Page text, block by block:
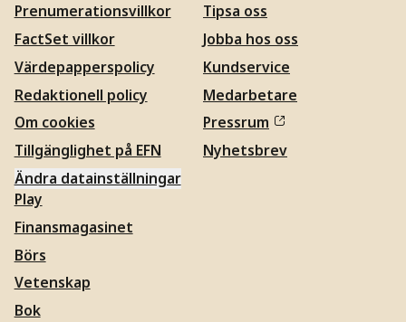
Prenumerationsvillkor
FactSet villkor
Värdepapperspolicy
Redaktionell policy
Om cookies
Tillgänglighet på EFN
Ändra datainställningar
Tipsa oss
Jobba hos oss
Kundservice
Medarbetare
Pressrum
Nyhetsbrev
Play
Finansmagasinet
Börs
Vetenskap
Bok